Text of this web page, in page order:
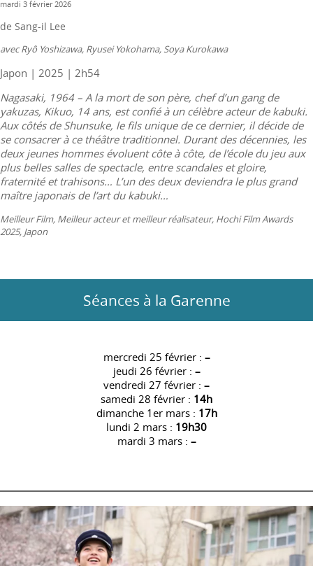
mardi 3 février 2026
de Sang-il Lee
avec Ryô Yoshizawa, Ryusei Yokohama, Soya Kurokawa
Japon | 2025 | 2h54
Nagasaki, 1964 – A la mort de son père, chef d’un gang de
yakuzas, Kikuo, 14 ans, est confié à un célèbre acteur de kabuki.
Aux côtés de Shunsuke, le fils unique de ce dernier, il décide de
se consacrer à ce théâtre traditionnel. Durant des décennies, les
deux jeunes hommes évoluent côte à côte, de l’école du jeu aux
plus belles salles de spectacle, entre scandales et gloire,
fraternité et trahisons… L’un des deux deviendra le plus grand
maître japonais de l’art du kabuki…
Meilleur Film, Meilleur acteur et meilleur réalisateur, Hochi Film Awards
2025, Japon
Séances à la Garenne
mercredi 25 février : –
jeudi 26 février : –
vendredi 27 février : –
samedi 28 février : 14h
dimanche 1er mars : 17h
lundi 2 mars : 19h30
mardi 3 mars : –